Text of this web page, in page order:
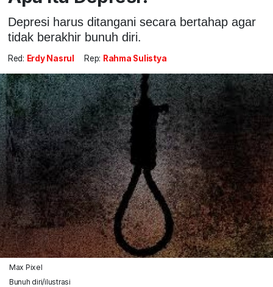
Depresi harus ditangani secara bertahap agar
tidak berakhir bunuh diri.
Red: Erdy Nasrul Rep: Rahma Sulistya
Max Pixel
Bunuh diri/ilustrasi